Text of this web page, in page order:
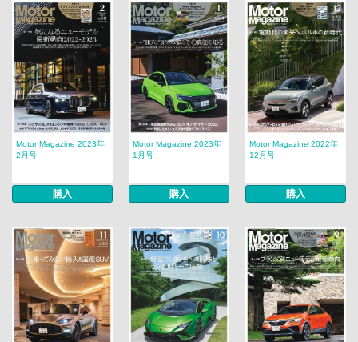
Motor Magazine 2023年
2月号
購入
Motor Magazine 2023年
1月号
購入
Motor Magazine 2022年
12月号
購入